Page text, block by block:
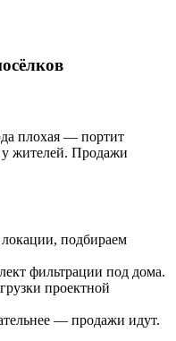
плохая — портит
у жителей. Продажи
подбираем
фильтрации под дома.
проектной
— продажи идут.